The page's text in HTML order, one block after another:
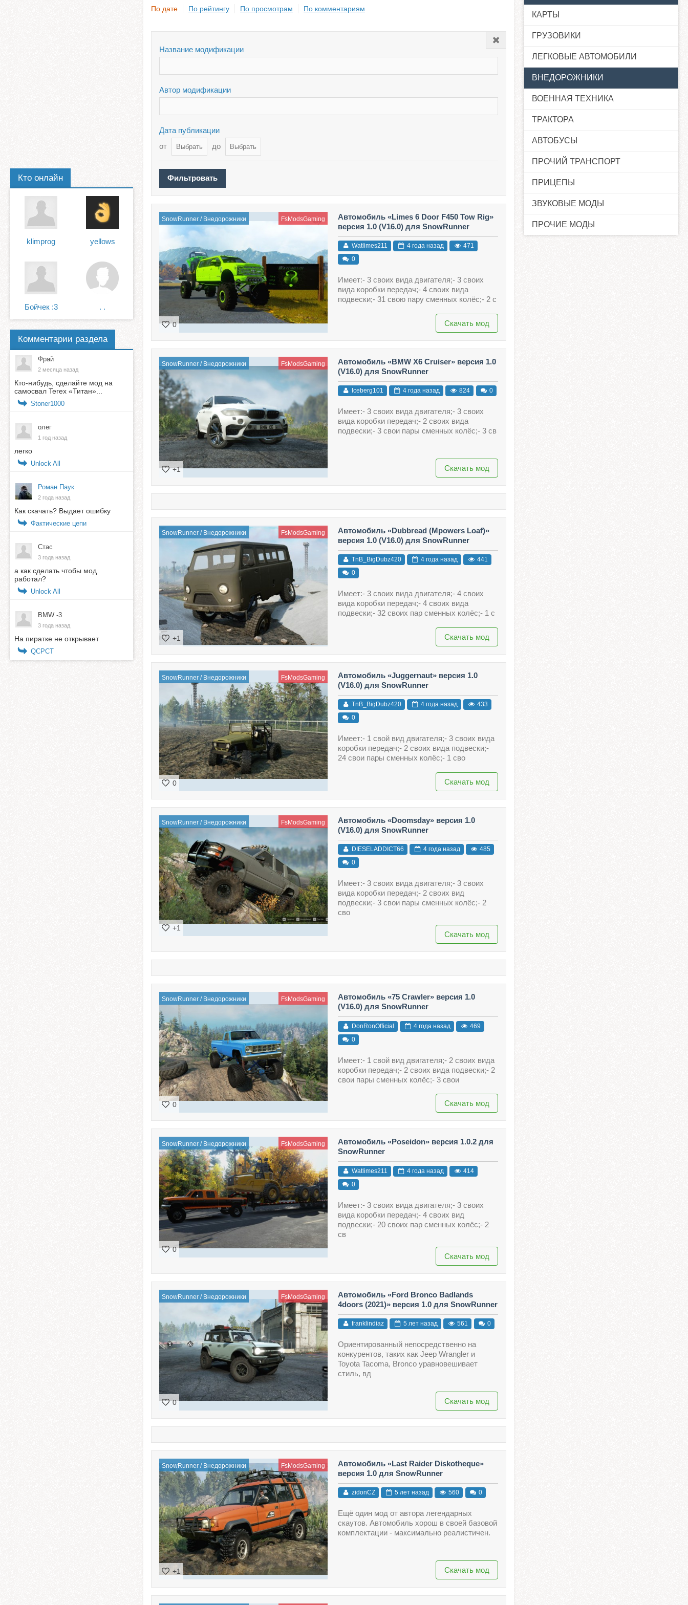
По дате По рейтингу По просмотрам По комментариям
Название модификации
Автор модификации
Дата публикации
от
до
SnowRunner / Внедорожники FsModsGaming
0
Автомобиль «Limes 6 Door F450 Tow Rig»
версия 1.0 (V16.0) для SnowRunner
Watlimes211 4 года назад
471
0
Имеет:- 3 своих вида двигателя;- 3 своих
вида коробки передач;- 4 своих вида
подвески;- 31 свою пару сменных колёс;- 2 с
Скачать мод
SnowRunner / Внедорожники FsModsGaming
+1
Автомобиль «BMW X6 Cruiser» версия 1.0
(V16.0) для SnowRunner
Iceberg101 4 года назад 824 0
Имеет:- 3 своих вида двигателя;- 3 своих
вида коробки передач;- 2 своих вида
подвески;- 3 свои пары сменных колёс;- 3 св
Скачать мод
SnowRunner / Внедорожники FsModsGaming
+1
Автомобиль «Dubbread (Mpowers Loaf)»
версия 1.0 (V16.0) для SnowRunner
TnB_BigDubz420 4 года назад
441
0
Имеет:- 3 своих вида двигателя;- 4 своих
вида коробки передач;- 4 своих вида
подвески;- 32 своих пар сменных колёс;- 1 с
Скачать мод
SnowRunner / Внедорожники FsModsGaming
0
Автомобиль «Juggernaut» версия 1.0
(V16.0) для SnowRunner
TnB_BigDubz420 4 года назад
433
0
Имеет:- 1 свой вид двигателя;- 3 своих вида
коробки передач;- 2 своих вида подвески;-
24 свои пары сменных колёс;- 1 сво
Скачать мод
SnowRunner / Внедорожники FsModsGaming
+1
Автомобиль «Doomsday» версия 1.0
(V16.0) для SnowRunner
DIESELADDICT66 4 года назад
485
0
Имеет:- 3 своих вида двигателя;- 3 своих
вида коробки передач;- 2 своих вид
подвески;- 3 свои пары сменных колёс;- 2
сво
Скачать мод
SnowRunner / Внедорожники FsModsGaming
0
Автомобиль «75 Crawler» версия 1.0
(V16.0) для SnowRunner
DonRonOfficial 4 года назад
469
0
Имеет:- 1 свой вид двигателя;- 2 своих вида
коробки передач;- 2 своих вида подвески;- 2
свои пары сменных колёс;- 3 свои
Скачать мод
SnowRunner / Внедорожники FsModsGaming
0
Автомобиль «Poseidon» версия 1.0.2 для
SnowRunner
Watlimes211 4 года назад
414
0
Имеет:- 3 своих вида двигателя;- 3 своих
вида коробки передач;- 4 своих вид
подвески;- 20 своих пар сменных колёс;- 2
св
Скачать мод
SnowRunner / Внедорожники FsModsGaming
0
Автомобиль «Ford Bronco Badlands
4doors (2021)» версия 1.0 для SnowRunner
franklindiaz 5 лет назад 561 0
Ориентированный непосредственно на
конкурентов, таких как Jeep Wrangler и
Toyota Tacoma, Bronco уравновешивает
стиль, вд
Скачать мод
SnowRunner / Внедорожники FsModsGaming
+1
Автомобиль «Last Raider Diskotheque»
версия 1.0 для SnowRunner
zidonCZ 5 лет назад 560 0
Ещё один мод от автора легендарных
скаутов. Автомобиль хорош в своей базовой
комплектации - максимально реалистичен.
Скачать мод
Кто онлайн
klimprog yellows
Бойчек :3 . .
Комментарии раздела
Фрай
2 месяца назад
Кто-нибудь, сделайте мод на
самосвал Terex «Титан»...
Stoner1000
олег
1 год назад
легко
Unlock All
Роман Паук
2 года назад
Как скачать? Выдает ошибку
Фактические цепи
Стас
3 года назад
а как сделать чтобы мод
работал?
Unlock All
BMW -3
3 года назад
На пиратке не открывает
QСPCT
КАРТЫ
ГРУЗОВИКИ
ЛЕГКОВЫЕ АВТОМОБИЛИ
ВНЕДОРОЖНИКИ
ВОЕННАЯ ТЕХНИКА
ТРАКТОРА
АВТОБУСЫ
ПРОЧИЙ ТРАНСПОРТ
ПРИЦЕПЫ
ЗВУКОВЫЕ МОДЫ
ПРОЧИЕ МОДЫ